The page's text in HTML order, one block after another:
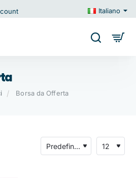
Italiano
Borsa da Offerta